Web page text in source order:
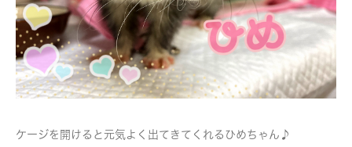
ケージを開けると元気よく出てきてくれるひめちゃん♪